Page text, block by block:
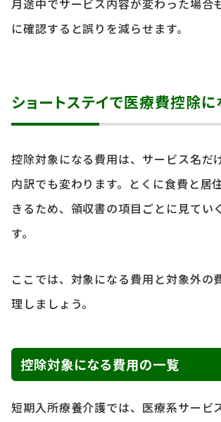
に確認すると誤りを減らせます。
ショートステイで医療費控除
控除対象になる費用は、サービス名だ
内訳でも変わります。とくに食費と居
きるため、領収書の項目ごとに見てい
す。
ここでは、対象になる費用と対象外の
理しましょう。
控除対象になる費用の一覧
短期入所療養介護では、医療系サービ